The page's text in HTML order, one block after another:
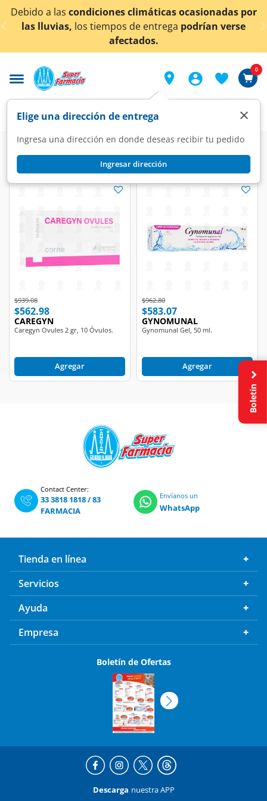
< div class="carousel-inner">
Debido a las condiciones climáticas ocasionadas por
las lluvias, los tiempos de entrega podrían verse
afectados.
Elige una dirección de entrega
Ingresa una dirección en donde deseas recibir tu pedido
Ingresar dirección
×
0
Farmacia Salud Sexual Cuidado Femenino
Cuidado Femenino(2 productos)
Price reduced from
$939.08to
$562.98
CAREGYN
Caregyn Ovules 2 gr, 10 Óvulos.
Agregar
Price reduced from
$962.80to
$583.07
GYNOMUNAL
Gynomunal Gel, 50 ml.
Agregar
Contact Center:
33 3818 1818/83
FARMACIA
Envíanos un
WhatsApp
Tienda en línea
Servicios
Ayuda
Empresa
Boletín de Ofertas
Descarga nuestra APP
Boletín